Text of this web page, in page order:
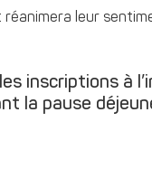
leur
inscriptions à
la pause